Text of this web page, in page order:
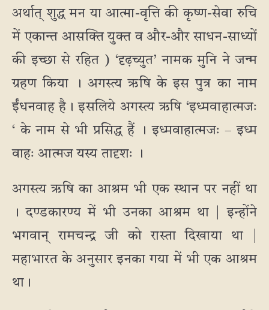
अर्थात् शुद्ध मन या आत्मा-वृत्ति की कृष्ण-सेवा रुचि
में एकान्त आसक्ति युक्त व और-और साधन-साध्यों
की इच्छा से रहित ) ‘दृढ़च्युत’ नामक मुनि ने जन्म
ग्रहण किया । अगस्त्य ऋषि के इस पुत्र का नाम
ईंधनवाह है। इसलिये अगस्त्य ऋषि ‘इध्मवाहात्मजः
‘ के नाम से भी प्रसिद्ध हैं । इध्मवाहात्मजः – इध्म
वाहः आत्मज यस्य तादृशः ।
अगस्त्य ऋषि का आश्रम भी एक स्थान पर नहीं था
। दण्डकारण्य में भी उनका आश्रम था | इन्होंने
भगवान् रामचन्द्र जी को रास्ता दिखाया था |
महाभारत के अनुसार इनका गया में भी एक आश्रम
था।